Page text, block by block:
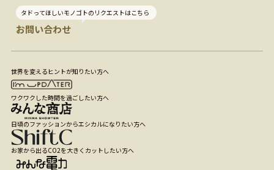
タドってほしいモノゴトのリクエストはこちら
お問い合わせ
世界を変えるヒントが知りたい方へ
ワクワクした時間を過ごしたい方へ
日頃のファッションからエシカルになりたい方へ
お家から出るCO2を大きくカットしたい方へ